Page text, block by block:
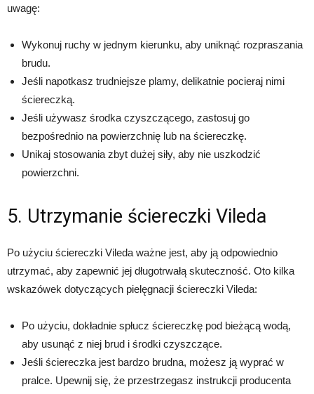
uwagę:
Wykonuj ruchy w jednym kierunku, aby uniknąć rozpraszania
brudu.
Jeśli napotkasz trudniejsze plamy, delikatnie pocieraj nimi
ściereczką.
Jeśli używasz środka czyszczącego, zastosuj go
bezpośrednio na powierzchnię lub na ściereczkę.
Unikaj stosowania zbyt dużej siły, aby nie uszkodzić
powierzchni.
5. Utrzymanie ściereczki Vileda
Po użyciu ściereczki Vileda ważne jest, aby ją odpowiednio
utrzymać, aby zapewnić jej długotrwałą skuteczność. Oto kilka
wskazówek dotyczących pielęgnacji ściereczki Vileda:
Po użyciu, dokładnie spłucz ściereczkę pod bieżącą wodą,
aby usunąć z niej brud i środki czyszczące.
Jeśli ściereczka jest bardzo brudna, możesz ją wyprać w
pralce. Upewnij się, że przestrzegasz instrukcji producenta